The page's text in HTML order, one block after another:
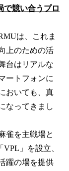
で競い合うプロ
は、これま
上のための活
台はリアルな
ートフォンに
おいても、真
なってきまし
雀を主戦場と
」を設立、
躍の場を提供